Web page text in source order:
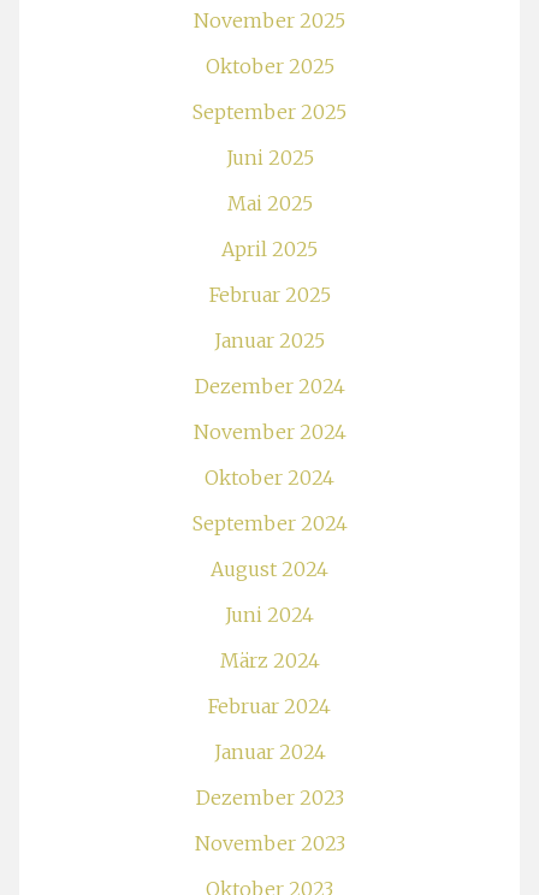
November 2025
Oktober 2025
September 2025
Juni 2025
Mai 2025
April 2025
Februar 2025
Januar 2025
Dezember 2024
November 2024
Oktober 2024
September 2024
August 2024
Juni 2024
März 2024
Februar 2024
Januar 2024
Dezember 2023
November 2023
Oktober 2023